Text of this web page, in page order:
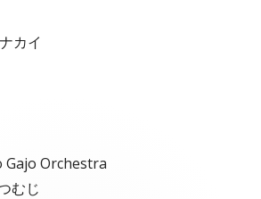
カイ
Gajo Orchestra
むじ